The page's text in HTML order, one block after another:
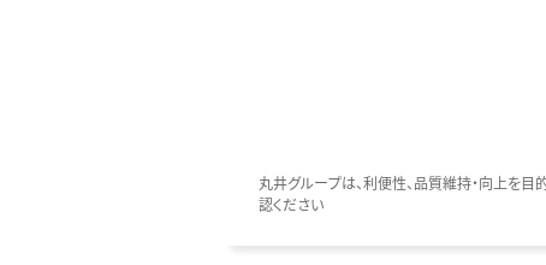
丸井グループは、利便性、品質維持・向上を
認ください